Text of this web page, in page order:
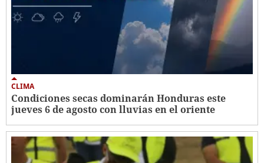
CLIMA
Condiciones secas dominarán Honduras este
jueves 6 de agosto con lluvias en el oriente